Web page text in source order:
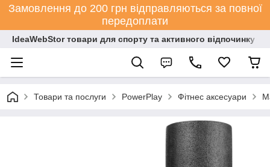
Замовлення до 200 грн відправляються за повної
передоплати
IdeaWebStor товари для спорту та активного відпочинку
Товари та послуги PowerPlay Фітнес аксесуари